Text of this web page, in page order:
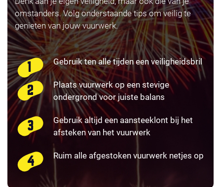
omstanders. Volg onderstaande tips om veilig te
genieten van jouw vuurwerk.
Gebruik ten alle tijden een veiligheidsbril
Plaats vuurwerk op een stevige
ondergrond voor juiste balans
Gebruik altijd een aansteeklont bij het
afsteken van het vuurwerk
Ruim alle afgestoken vuurwerk netjes op